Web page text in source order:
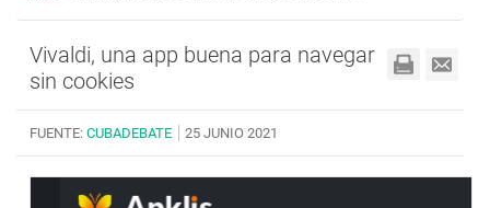
Vivaldi, una app buena para navegar
sin cookies
FUENTE: CUBADEBATE 25 JUNIO 2021